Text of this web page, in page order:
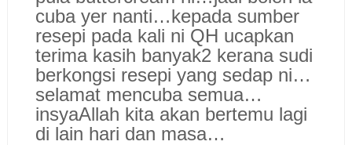
cuba yer nanti…kepada sumber
resepi pada kali ni QH ucapkan
terima kasih banyak2 kerana sudi
berkongsi resepi yang sedap ni…
selamat mencuba semua…
insyaAllah kita akan bertemu lagi
di lain hari dan masa…